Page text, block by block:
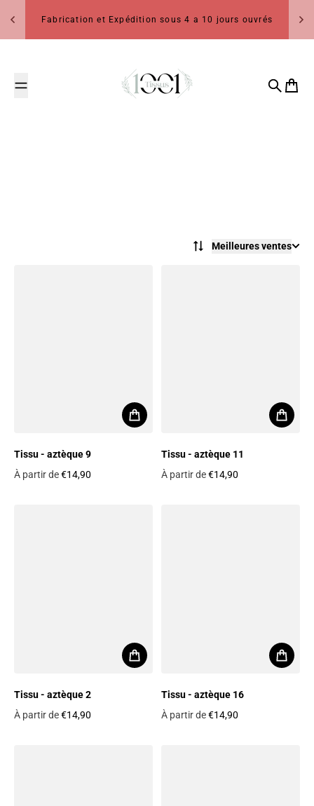
Fabrication et Expédition sous 4 a 10 jours ouvrés
Panier
Meilleures ventes
Tissu - aztèque 9
À partir de€14,90
Tissu - aztèque 11
À partir de€14,90
Tissu - aztèque 2
À partir de€14,90
Tissu - aztèque 16
À partir de€14,90